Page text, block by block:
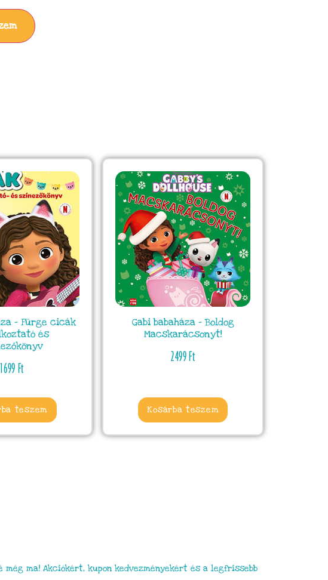
– Fürge cicák
és
1699Ft
teszem
Gabi babaháza – Boldog
Macskarácsonyt!
2499Ft
Kosárba teszem
ma! Akciókért, kupon kedvezményekért és a legfrissebb